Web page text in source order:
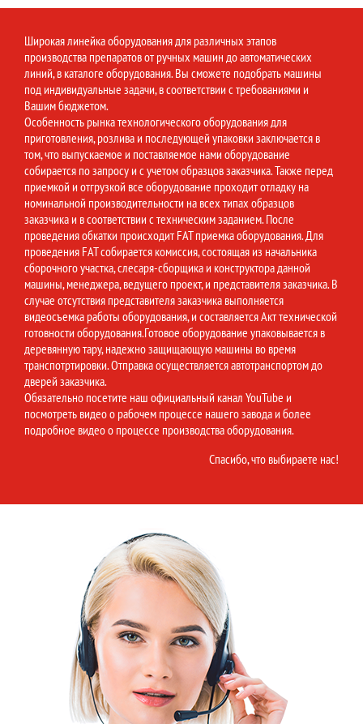
Широкая линейка оборудования для различных этапов
производства препаратов от ручных машин до автоматических
линий, в каталоге оборудования. Вы сможете подобрать машины
под индивидуальные задачи, в соответствии с требованиями и
Вашим бюджетом.
Особенность рынка технологического оборудования для
приготовления, розлива и последующей упаковки заключается в
том, что выпускаемое и поставляемое нами оборудование
собирается по запросу и с учетом образцов заказчика. Также перед
приемкой и отгрузкой все оборудование проходит отладку на
номинальной производительности на всех типах образцов
заказчика и в соответствии с техническим заданием. После
проведения обкатки происходит FAT приемка оборудования. Для
проведения FAT собирается комиссия, состоящая из начальника
сборочного участка, слесаря-сборщика и конструктора данной
машины, менеджера, ведущего проект, и представителя заказчика. В
случае отсутствия представителя заказчика выполняется
видеосъемка работы оборудования, и составляется Акт технической
готовности оборудования.Готовое оборудование упаковывается в
деревянную тару, надежно защищающую машины во время
транспотртировки. Отправка осуществляется автотранспортом до
дверей заказчика.
Обязательно посетите наш официальный канал YouTube и
посмотреть видео о рабочем процессе нашего завода и более
подробное видео о процессе производства оборудования.
Спасибо, что выбираете нас!